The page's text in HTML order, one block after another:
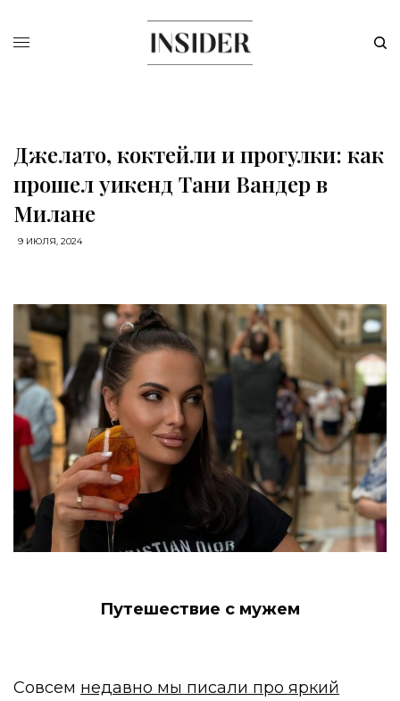
Джелато, коктейли и прогулки: как
прошел уикенд Тани Вандер в
Милане
9 ИЮЛЯ, 2024
Путешествие с мужем
Совсем недавно мы писали про яркий